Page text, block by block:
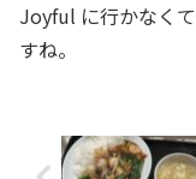
Joyful に行かなく
すね。